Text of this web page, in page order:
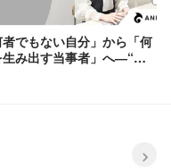
や、財務面での管理は、非常
知識と経験が求められま
、弊社が100%オーナー企業
者でもない自分」から「何
み出す当事者」へ―“学